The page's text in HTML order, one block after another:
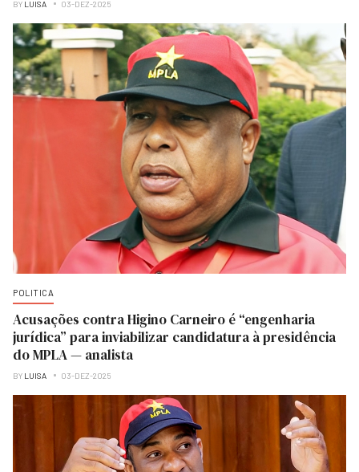
BY LUISA 03-DEZ-2025
POLITICA
Acusações contra Higino Carneiro é “engenharia
jurídica” para inviabilizar candidatura à presidência
do MPLA — analista
BY LUISA 03-DEZ-2025